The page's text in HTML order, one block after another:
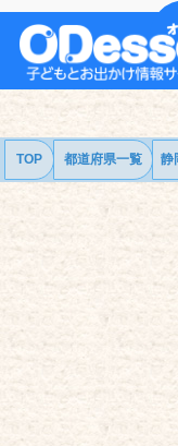
TOP 都道府県一覧 静